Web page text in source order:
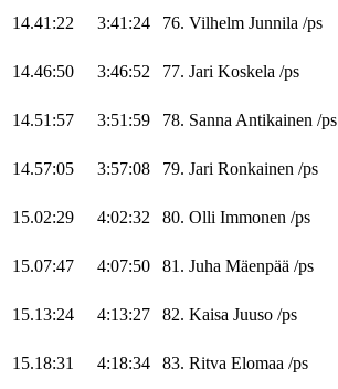
14.41:22 3:41:24 76. Vilhelm Junnila /ps
14.46:50 3:46:52 77. Jari Koskela /ps
14.51:57 3:51:59 78. SannaAntikainen /ps
14.57:05 3:57:08 79. Jari Ronkainen /ps
15.02:29 4:02:32 80. Olli Immonen /ps
15.07:47 4:07:50 81. Juha Mäenpää /ps
15.13:24 4:13:27 82. Kaisa Juuso /ps
15.18:31 4:18:34 83. Ritva Elomaa /ps